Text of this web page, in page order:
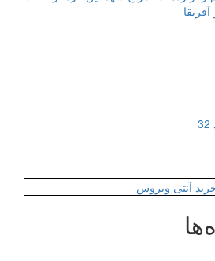
آنتی ویروس